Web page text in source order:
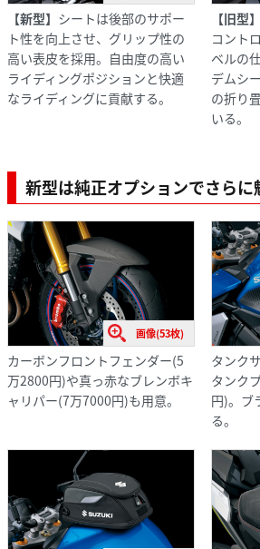
【新型】 シートは後部のサポー
ト性を向上させ、グリップ性の
高い表皮を採用。自由度の高い
ライディングポジションと快適
なライディングに貢献する。
【旧型】
コント
ベルの
デムシ
の折り
いる。
新型は純正オプションでさらに
画像(53枚)
カーボンフロントフェンダー(5
万2800円)や真っ赤なブレンボキ
ャリパー(7万7000円)も用意。
タンク
タンク
円)。ブ
る。